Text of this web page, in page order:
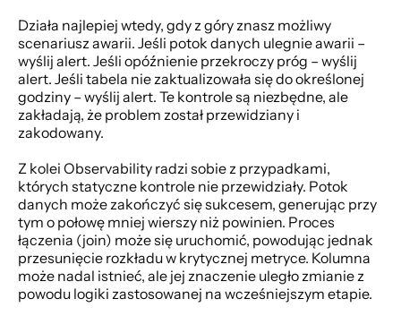
Działa najlepiej wtedy, gdy z góry znasz możliwy
scenariusz awarii. Jeśli potok danych ulegnie awarii –
wyślij alert. Jeśli opóźnienie przekroczy próg – wyślij
alert. Jeśli tabela nie zaktualizowała się do określonej
godziny – wyślij alert. Te kontrole są niezbędne, ale
zakładają, że problem został przewidziany i
zakodowany.
Z kolei Observability radzi sobie z przypadkami,
których statyczne kontrole nie przewidziały. Potok
danych może zakończyć się sukcesem, generując przy
tym o połowę mniej wierszy niż powinien. Proces
łączenia (join) może się uruchomić, powodując jednak
przesunięcie rozkładu w krytycznej metryce. Kolumna
może nadal istnieć, ale jej znaczenie uległo zmianie z
powodu logiki zastosowanej na wcześniejszym etapie.